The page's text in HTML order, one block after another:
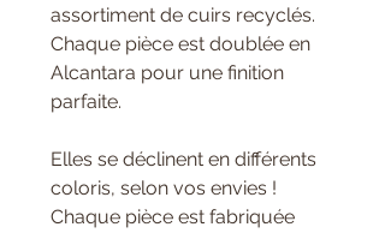
assortiment de cuirs recyclés.
Chaque pièce est doublée en
Alcantara pour une finition
parfaite.
Elles se déclinent en différents
coloris, selon vos envies !
Chaque pièce est fabriquée